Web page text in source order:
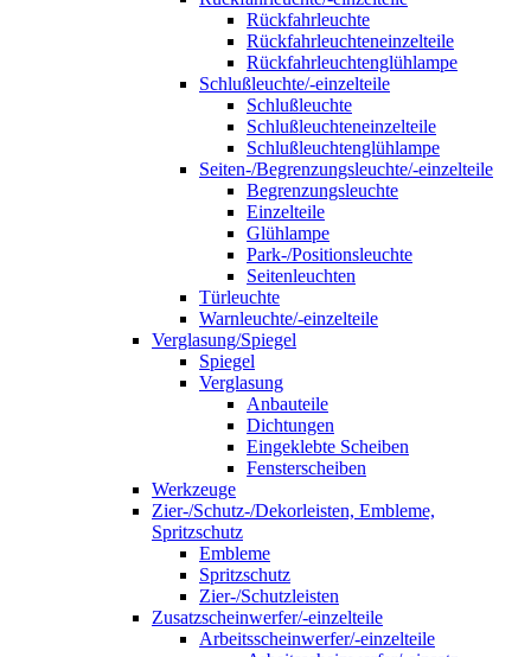
Rückfahrleuchte
Rückfahrleuchteneinzelteile
Rückfahrleuchtenglühlampe
Schlußleuchte/-einzelteile
Schlußleuchte
Schlußleuchteneinzelteile
Schlußleuchtenglühlampe
Seiten-/Begrenzungsleuchte/-einzelteile
Begrenzungsleuchte
Einzelteile
Glühlampe
Park-/Positionsleuchte
Seitenleuchten
Türleuchte
Warnleuchte/-einzelteile
Verglasung/Spiegel
Spiegel
Verglasung
Anbauteile
Dichtungen
Eingeklebte Scheiben
Fensterscheiben
Werkzeuge
Zier-/Schutz-/Dekorleisten, Embleme,
Spritzschutz
Embleme
Spritzschutz
Zier-/Schutzleisten
Zusatzscheinwerfer/-einzelteile
Arbeitsscheinwerfer/-einzelteile